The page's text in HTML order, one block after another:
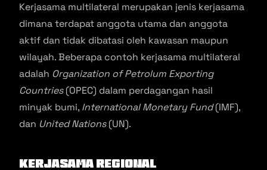
Kerjasama multilateral merupakan jenis kerjasama
dimana terdapat anggota utama dan anggota
aktif dan tidak dibatasi oleh kawasan maupun
wilayah. Beberapa contoh kerjasama multilateral
adalah Organization of Petrolum Exporting
Countries(OPEC) dalam perdagangan hasil
minyak bumi, International Monetary Fund(IMF),
dan United Nations(UN).
Kerjasama Regional